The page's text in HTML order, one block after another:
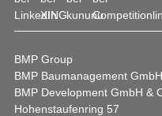
BMP Group
BMP Baumanagement GmbH
BMP Development GmbH &
Hohenstaufenring 57